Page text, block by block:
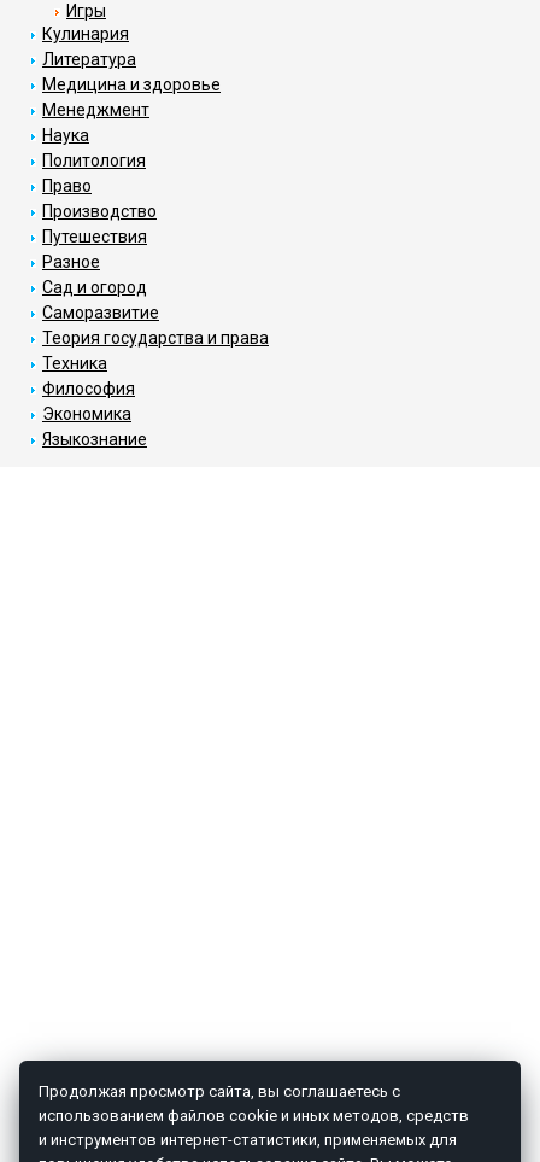
Игры
Кулинария
Литература
Медицина и здоровье
Менеджмент
Наука
Политология
Право
Производство
Путешествия
Разное
Сад и огород
Саморазвитие
Теория государства и права
Техника
Философия
Экономика
Языкознание
Продолжая просмотр сайта, вы соглашаетесь с
использованием файлов cookie и иных методов, средств
и инструментов интернет-статистики, применяемых для